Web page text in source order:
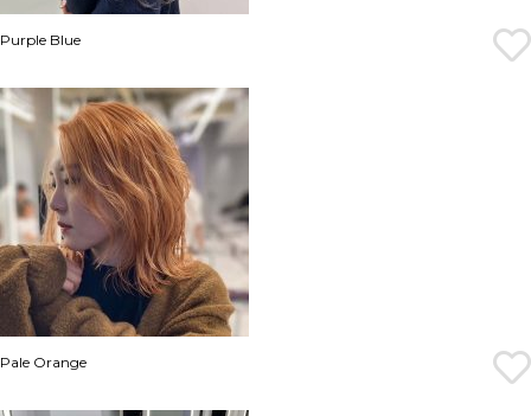
Purple Blue
Pale Orange